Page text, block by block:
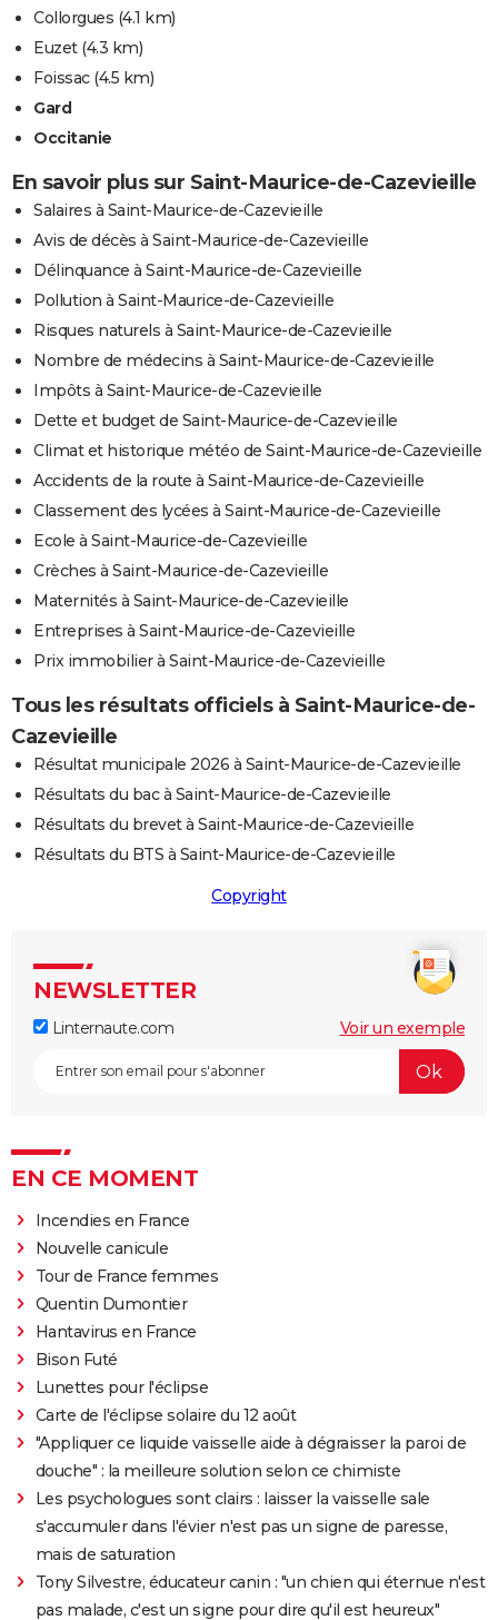
Collorgues (4.1 km)
Euzet(4.3 km)
Foissac(4.5 km)
Gard
Occitanie
En savoir plus sur Saint-Maurice-de-Cazevieille
Salaires à Saint-Maurice-de-Cazevieille
Avis de décès à Saint-Maurice-de-Cazevieille
Délinquance à Saint-Maurice-de-Cazevieille
Pollution à Saint-Maurice-de-Cazevieille
Risques naturels à Saint-Maurice-de-Cazevieille
Nombre de médecins à Saint-Maurice-de-Cazevieille
Impôts à Saint-Maurice-de-Cazevieille
Dette et budget de Saint-Maurice-de-Cazevieille
Climat et historique météo de Saint-Maurice-de-Cazevieille
Accidents de la route à Saint-Maurice-de-Cazevieille
Classement des lycées à Saint-Maurice-de-Cazevieille
Ecole à Saint-Maurice-de-Cazevieille
Crèches à Saint-Maurice-de-Cazevieille
Maternités à Saint-Maurice-de-Cazevieille
Entreprises à Saint-Maurice-de-Cazevieille
Prix immobilier à Saint-Maurice-de-Cazevieille
Tous les résultats officiels à Saint-Maurice-de-
Cazevieille
Résultat municipale 2026 à Saint-Maurice-de-Cazevieille
Résultats du bac à Saint-Maurice-de-Cazevieille
Résultats du brevet à Saint-Maurice-de-Cazevieille
Résultats du BTS à Saint-Maurice-de-Cazevieille
Copyright
NEWSLETTER
Linternaute.com Voir un exemple
EN CE MOMENT
Incendies en France
Nouvelle canicule
Tour de France femmes
Quentin Dumontier
Hantavirus en France
Bison Futé
Lunettes pour l'éclipse
Carte de l'éclipse solaire du 12 août
"Appliquer ce liquide vaisselle aide à dégraisser la paroi de
douche" : la meilleure solution selon ce chimiste
Les psychologues sont clairs : laisser la vaisselle sale
s'accumuler dans l'évier n'est pas un signe de paresse,
mais de saturation
Tony Silvestre, éducateur canin : "un chien qui éternue n'est
pas malade, c'est un signe pour dire qu'il est heureux"